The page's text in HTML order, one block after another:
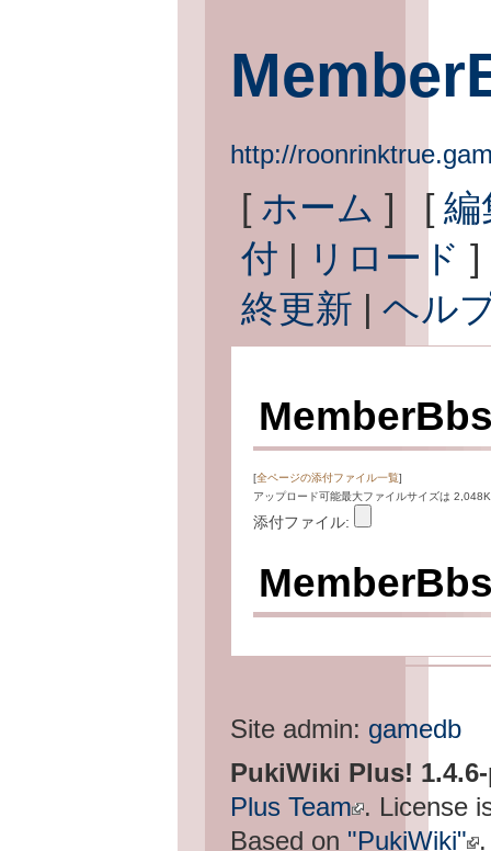
http://
[ ホーム ] [ 編
付 | リロード
終更新 | ヘル
[全ページの添付ファイル一覧]
アップロード可能最大ファイルサイズは
添付ファイル:
Site admin: gamedb
PukiWiki Plus!
Plus Team . License
Based on "PukiWiki" .